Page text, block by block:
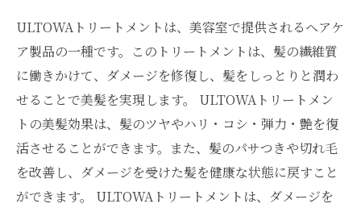
ULTOWAトリートメントは、美容室で提供されるヘアケ
ア製品の一種です。このトリートメントは、髪の繊維質
に働きかけて、ダメージを修復し、髪をしっとりと潤わ
せることで美髪を実現します。 ULTOWAトリートメン
トの美髪効果は、髪のツヤやハリ・コシ・弾力・艶を復
活させることができます。また、髪のパサつきや切れ毛
を改善し、ダメージを受けた髪を健康な状態に戻すこと
ができます。 ULTOWAトリートメントは、ダメージを